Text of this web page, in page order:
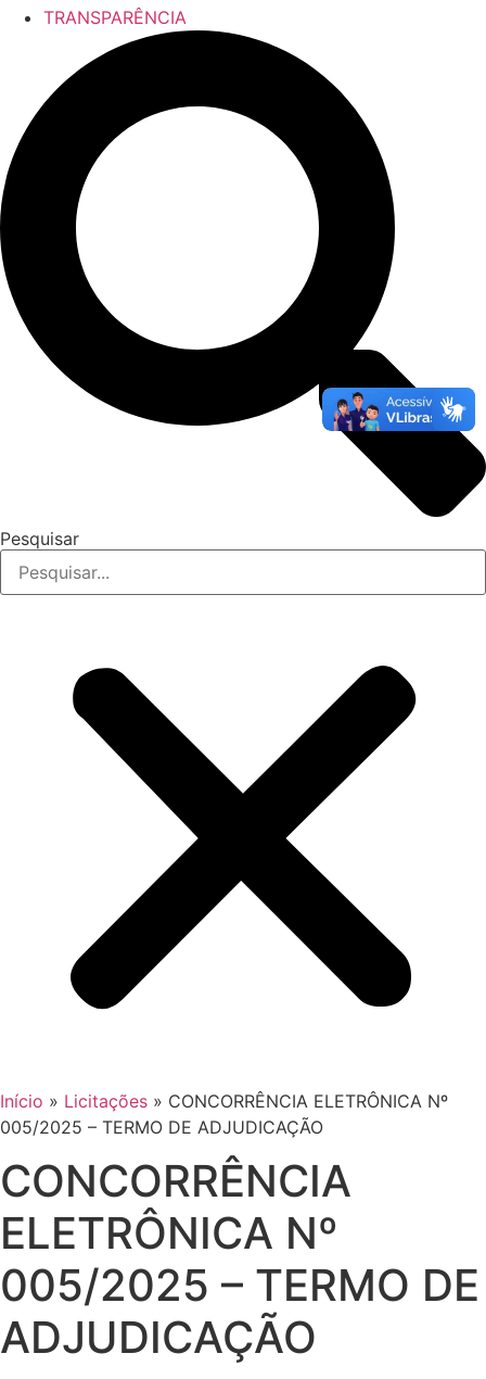
TRANSPARÊNCIA
Pesquisar
Início » Licitações » CONCORRÊNCIA ELETRÔNICA Nº
005/2025 – TERMO DE ADJUDICAÇÃO
CONCORRÊNCIA
ELETRÔNICA Nº
005/2025 – TERMO DE
ADJUDICAÇÃO